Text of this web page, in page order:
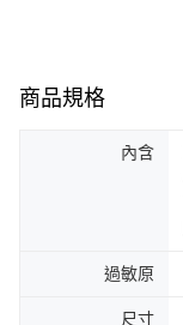
商品規格
內含
過敏原
尺寸